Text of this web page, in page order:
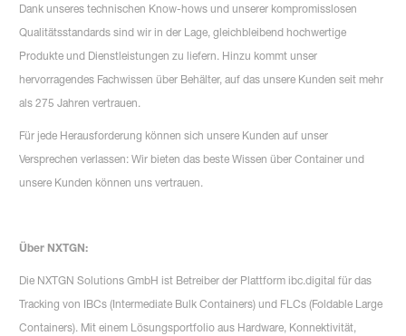
Dank unseres technischen Know-hows und unserer kompromisslosen
Qualitätsstandards sind wir in der Lage, gleichbleibend hochwertige
Produkte und Dienstleistungen zu liefern. Hinzu kommt unser
hervorragendes Fachwissen über Behälter, auf das unsere Kunden seit mehr
als 275 Jahren vertrauen.
Für jede Herausforderung können sich unsere Kunden auf unser
Versprechen verlassen: Wir bieten das beste Wissen über Container und
unsere Kunden können uns vertrauen.
Über NXTGN:
Die NXTGN Solutions GmbH ist Betreiber der Plattform ibc.digital für das
Tracking von IBCs (Intermediate Bulk Containers) und FLCs (Foldable Large
Containers). Mit einem Lösungsportfolio aus Hardware, Konnektivität,